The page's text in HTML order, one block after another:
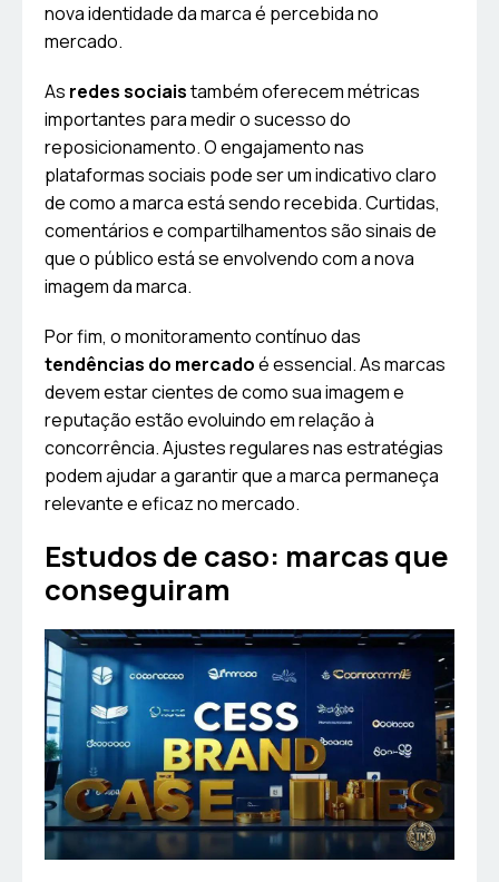
nova identidade da marca é percebida no
mercado.
As redes sociaistambém oferecem métricas
importantes para medir o sucesso do
reposicionamento. O engajamento nas
plataformas sociais pode ser um indicativo claro
de como a marca está sendo recebida. Curtidas,
comentários e compartilhamentos são sinais de
que o público está se envolvendo com a nova
imagem da marca.
Por fim, o monitoramento contínuo das
tendências do mercadoé essencial. As marcas
devem estar cientes de como sua imagem e
reputação estão evoluindo em relação à
concorrência. Ajustes regulares nas estratégias
podem ajudar a garantir que a marca permaneça
relevante e eficaz no mercado.
Estudos de caso: marcas que
conseguiram